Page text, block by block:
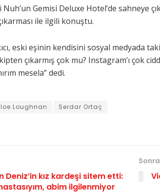
Nuh’un Gemisi Deluxe Hotel’de sahneye
ile ilgili konuştu.
eski eşinin kendisini sosyal medyada
çıkarmış çok mu? Instagram’ı çok
mesela” dedi.
Loughnan Serdar Ortaç
Deniz’in kız kardeşi sitem etti:
abim ilgilenmiyor